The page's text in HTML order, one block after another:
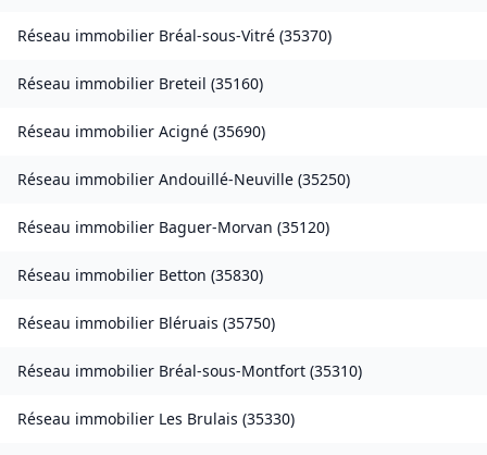
Réseau immobilier Bréal-sous-Vitré (35370)
Réseau immobilier Breteil (35160)
Réseau immobilier Acigné (35690)
Réseau immobilier Andouillé-Neuville (35250)
Réseau immobilier Baguer-Morvan (35120)
Réseau immobilier Betton (35830)
Réseau immobilier Bléruais (35750)
Réseau immobilier Bréal-sous-Montfort (35310)
Réseau immobilier Les Brulais (35330)